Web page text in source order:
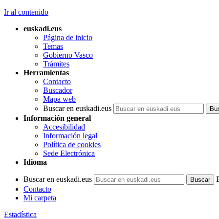
Ir al contenido
euskadi.eus
Página de inicio
Temas
Gobierno Vasco
Trámites
Herramientas
Contacto
Buscador
Mapa web
Buscar en euskadi.eus
Información general
Accesibilidad
Información legal
Política de cookies
Sede Electrónica
Idioma
Buscar en euskadi.eus
Contacto
Mi carpeta
Estadística